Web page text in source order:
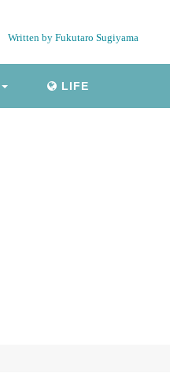
Written by Fukutaro Sugiyama
LIFE